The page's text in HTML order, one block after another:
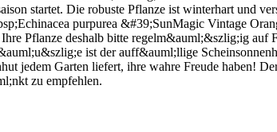
startet. Die robuste Pflanze ist winterhart und
purpurea &#39;SunMagic Vintage
Pflanze deshalb bitte regelm&auml;&szlig;ig
ist der auff&auml;llige
jedem Garten liefert, ihre wahre Freude haben!
zu empfehlen.